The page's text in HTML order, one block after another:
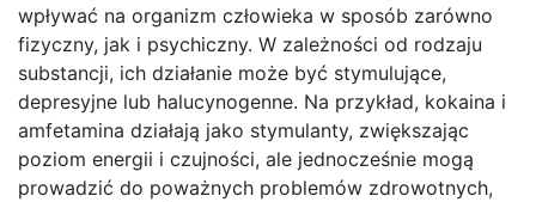
wpływać na organizm człowieka w sposób zarówno
fizyczny, jak i psychiczny. W zależności od rodzaju
substancji, ich działanie może być stymulujące,
depresyjne lub halucynogenne. Na przykład, kokaina i
amfetamina działają jako stymulanty, zwiększając
poziom energii i czujności, ale jednocześnie mogą
prowadzić do poważnych problemów zdrowotnych,